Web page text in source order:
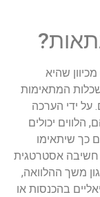
שהיא
המתאימות
על ידי הערכה
יכולים
כך שיתאימו
חשיבה אסטרטגית
משך ההלוואה,
בהכנסות או